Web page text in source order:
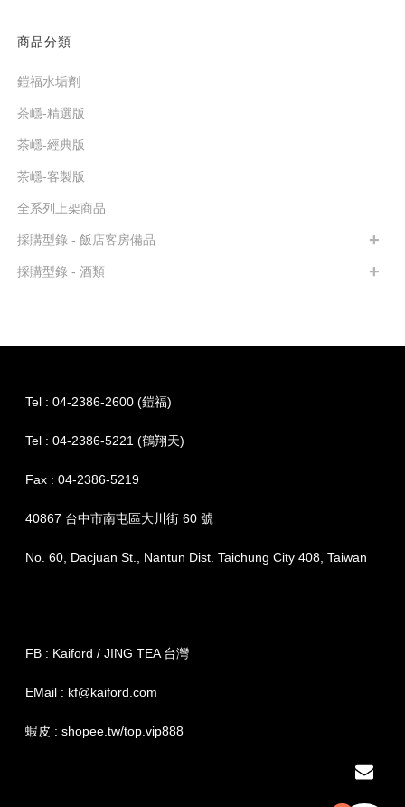
商品分類
鎧福水垢劑
茶嶾-精選版
茶嶾-經典版
茶嶾-客製版
全系列上架商品
採購型錄 - 飯店客房備品
採購型錄 - 酒類
Tel : 04-2386-2600 (鎧福)
Tel : 04-2386-5221 (鶴翔天)
Fax : 04-2386-5219
40867 台中市南屯區大川街 60 號
No. 60, Dacjuan St., Nantun Dist. Taichung City 408, Taiwan
FB : Kaiford / JING TEA 台灣
EMail : kf@kaiford.com
蝦皮 : shopee.tw/top.vip888